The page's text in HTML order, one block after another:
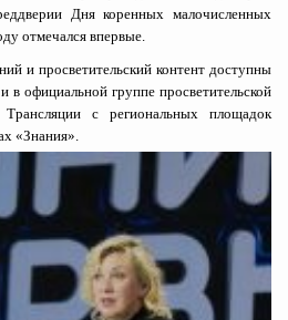
Дня коренных малочисленных
отмечался впервые.
и просветительский контент доступны
и в официальной группе просветительской
с региональных площадок
«Знания».